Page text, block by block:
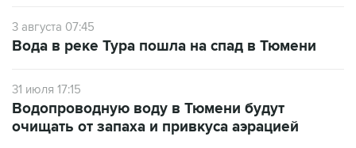
3 августа 07:45
Вода в реке Тура пошла на спад в Тюмени
31 июля 17:15
Водопроводную воду в Тюмени будут
очищать от запаха и привкуса аэрацией